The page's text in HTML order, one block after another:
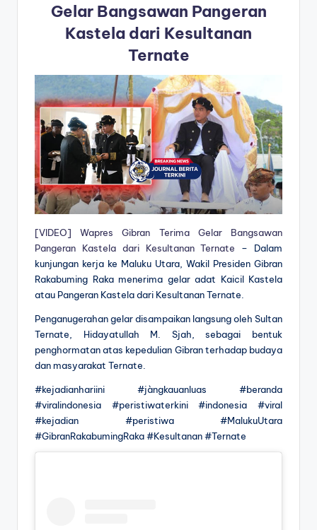
Gelar Bangsawan Pangeran
Kastela dari Kesultanan
Ternate
[VIDEO] Wapres Gibran Terima Gelar Bangsawan
Pangeran Kastela dari Kesultanan Ternate – Dalam
kunjungan kerja ke Maluku Utara, Wakil Presiden Gibran
Rakabuming Raka menerima gelar adat Kaicil Kastela
atau Pangeran Kastela dari Kesultanan Ternate.
Penganugerahan gelar disampaikan langsung oleh Sultan
Ternate, Hidayatullah M. Sjah, sebagai bentuk
penghormatan atas kepedulian Gibran terhadap budaya
dan masyarakat Ternate.
#kejadianhariini #jàngkauanluas #beranda
#viralindonesia #peristiwaterkini #indonesia #viral
#kejadian #peristiwa #MalukuUtara
#GibranRakabumingRaka #Kesultanan #Ternate